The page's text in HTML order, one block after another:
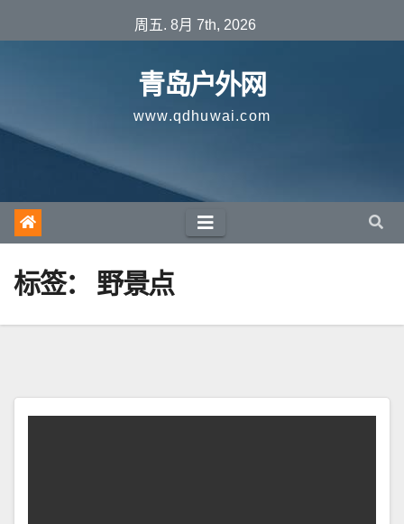
至
周五. 8月 7th, 2026
青岛户外网
www.qdhuwai.com
标签： 野景点